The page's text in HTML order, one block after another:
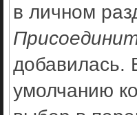
в личном
добавилась.
умолчанию